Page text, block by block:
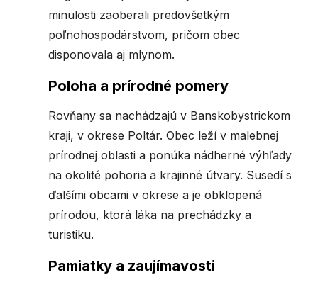
minulosti zaoberali predovšetkým
poľnohospodárstvom, pričom obec
disponovala aj mlynom.
Poloha a prírodné pomery
Rovňany sa nachádzajú v Banskobystrickom
kraji, v okrese Poltár. Obec leží v malebnej
prírodnej oblasti a ponúka nádherné výhľady
na okolité pohoria a krajinné útvary. Susedí s
ďalšími obcami v okrese a je obklopená
prírodou, ktorá láka na prechádzky a
turistiku.
Pamiatky a zaujímavosti